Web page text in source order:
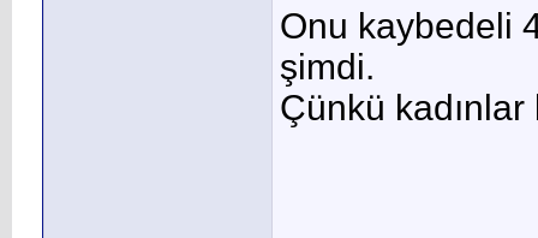
Onu kaybedeli
şimdi.
Çünkü